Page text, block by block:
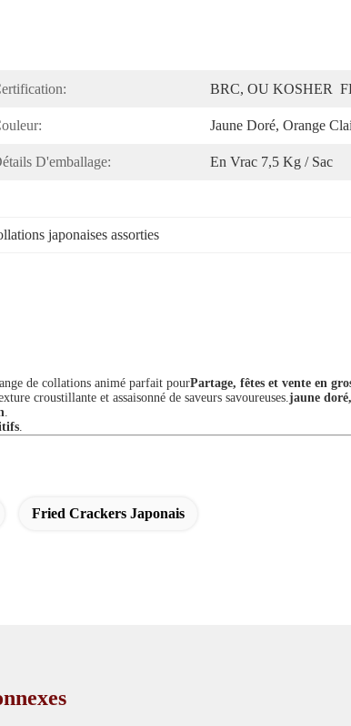
BRC, OU KOSHER
Jaune Doré, Orange
D'emballage: En Vrac 7,5 Kg / Sac
japonaises assorties
de collations animé parfait pourPartage, fêtes et vente en
croustillante et assaisonné de saveurs savoureuses.jaune
.
.
Fried Crackers Japonais